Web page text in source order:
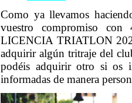
Como ya llevamos
vuestro compromiso con
LICENCIA TRIATLON
adquirir algún tritraje del
podéis adquirir otro si os
informadas de manera